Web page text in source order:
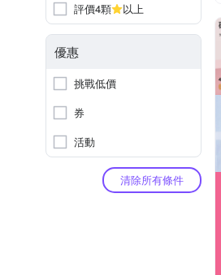
評價4顆
以上
優惠
挑戰低價
券
活動
清除所有條件